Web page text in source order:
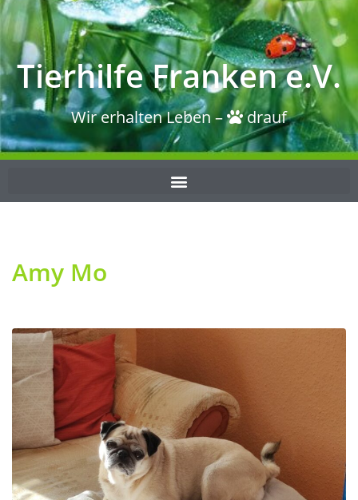
Tierhilfe Franken e.V.
Wir erhalten Leben – drauf
Amy Mo